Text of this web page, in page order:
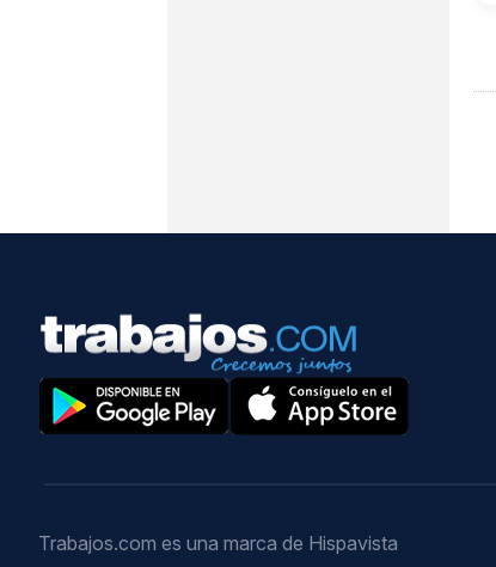
Trabajos.com es una marca de Hispavista